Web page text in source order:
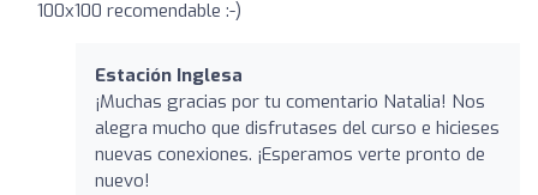
100x100 recomendable :-)
Estación Inglesa
¡Muchas gracias por tu comentario Natalia! Nos
alegra mucho que disfrutases del curso e hicieses
nuevas conexiones. ¡Esperamos verte pronto de
nuevo!